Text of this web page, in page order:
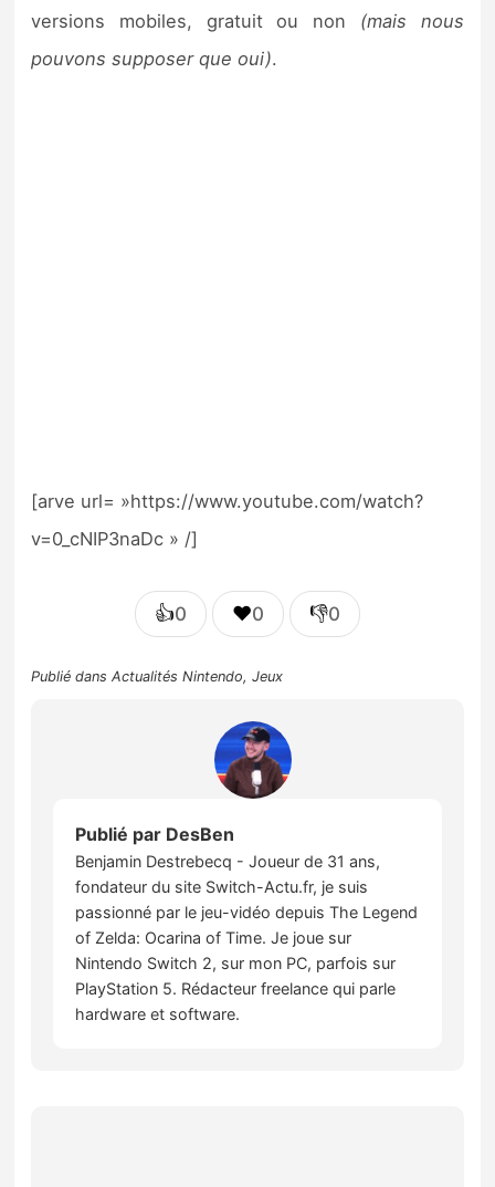
versions mobiles, gratuit ou non (mais nous
pouvons supposer que oui).
[arve url= »https://www.youtube.com/watch?
v=0_cNIP3naDc » /]
👍0 ❤️0 👎0
Publié dansActualités Nintendo,Jeux
Publié par DesBen
Benjamin Destrebecq - Joueur de 31 ans,
fondateur du site Switch-Actu.fr, je suis
passionné par le jeu-vidéo depuis The Legend
of Zelda: Ocarina of Time. Je joue sur
Nintendo Switch 2, sur mon PC, parfois sur
PlayStation 5. Rédacteur freelance qui parle
hardware et software.